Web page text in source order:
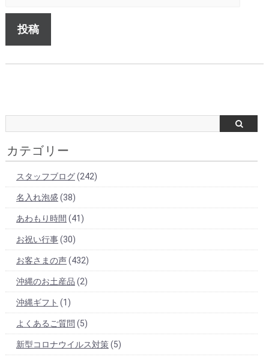
カテゴリー
スタッフブログ(242)
名入れ泡盛 (38)
あわもり時間 (41)
お祝い行事(30)
お客さまの声(432)
沖縄のお土産品 (2)
沖縄ギフト (1)
よくあるご質問 (5)
新型コロナウイルス対策(5)